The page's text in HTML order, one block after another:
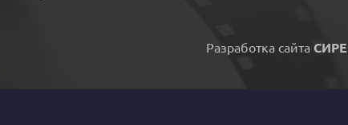
Разработка сайта